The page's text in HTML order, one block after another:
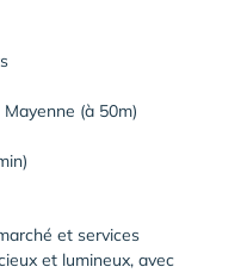
(à 50m)
et services
et lumineux, avec